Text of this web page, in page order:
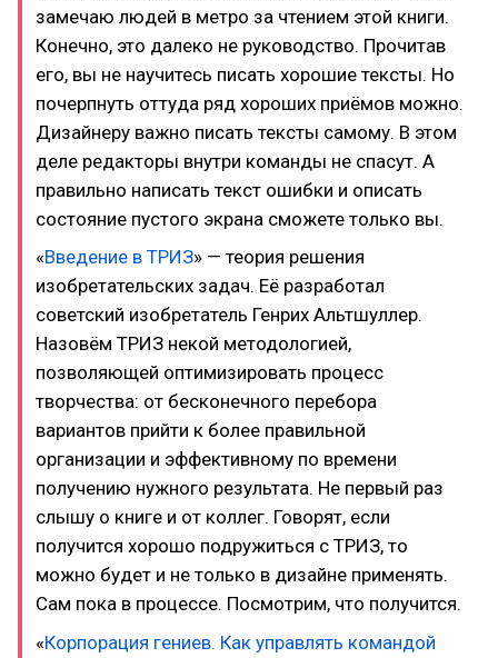
замечаю людей в метро за чтением этой книги.
Конечно, это далеко не руководство. Прочитав
его, вы не научитесь писать хорошие тексты. Но
почерпнуть оттуда ряд хороших приёмов можно.
Дизайнеру важно писать тексты самому. В этом
деле редакторы внутри команды не спасут. А
правильно написать текст ошибки и описать
состояние пустого экрана сможете только вы.
«Введение в ТРИЗ» — теория решения
изобретательских задач. Её разработал
советский изобретатель Генрих Альтшуллер.
Назовём ТРИЗ некой методологией,
позволяющей оптимизировать процесс
творчества: от бесконечного перебора
вариантов прийти к более правильной
организации и эффективному по времени
получению нужного результата. Не первый раз
слышу о книге и от коллег. Говорят, если
получится хорошо подружиться с ТРИЗ, то
можно будет и не только в дизайне применять.
Сам пока в процессе. Посмотрим, что получится.
«Корпорация гениев. Как управлять командой